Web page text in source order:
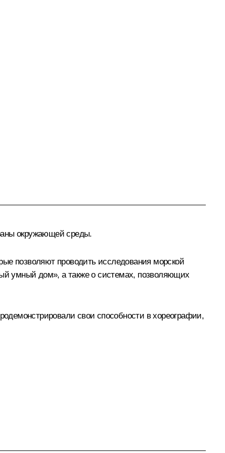
окружающей среды.
позволяют проводить исследования морской
умный дом», а также о системах, позволяющих
свои способности в хореографии,